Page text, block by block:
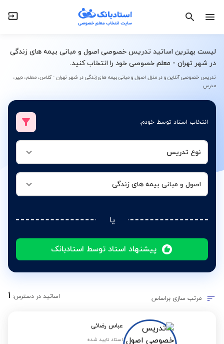
لیست بهترین اساتید تدریس خصوصی اصول و مبانی بیمه های زندگی
در شهر تهران - معلم خصوصی خود را انتخاب کنید.
تدریس خصوصی آنلاین و در منزل اصول و مبانی بیمه های زندگی در شهر تهران - کلاس، معلم، دبیر،
مدرس
انتخاب استاد توسط خودم:
نوع تدریس
اصول و مبانی بیمه های زندگی
یا
پیشنهاد استاد توسط استادبانک
مرتب سازی براساس اساتید در دسترس: 1
عباس رضائی
استاد تایید شده